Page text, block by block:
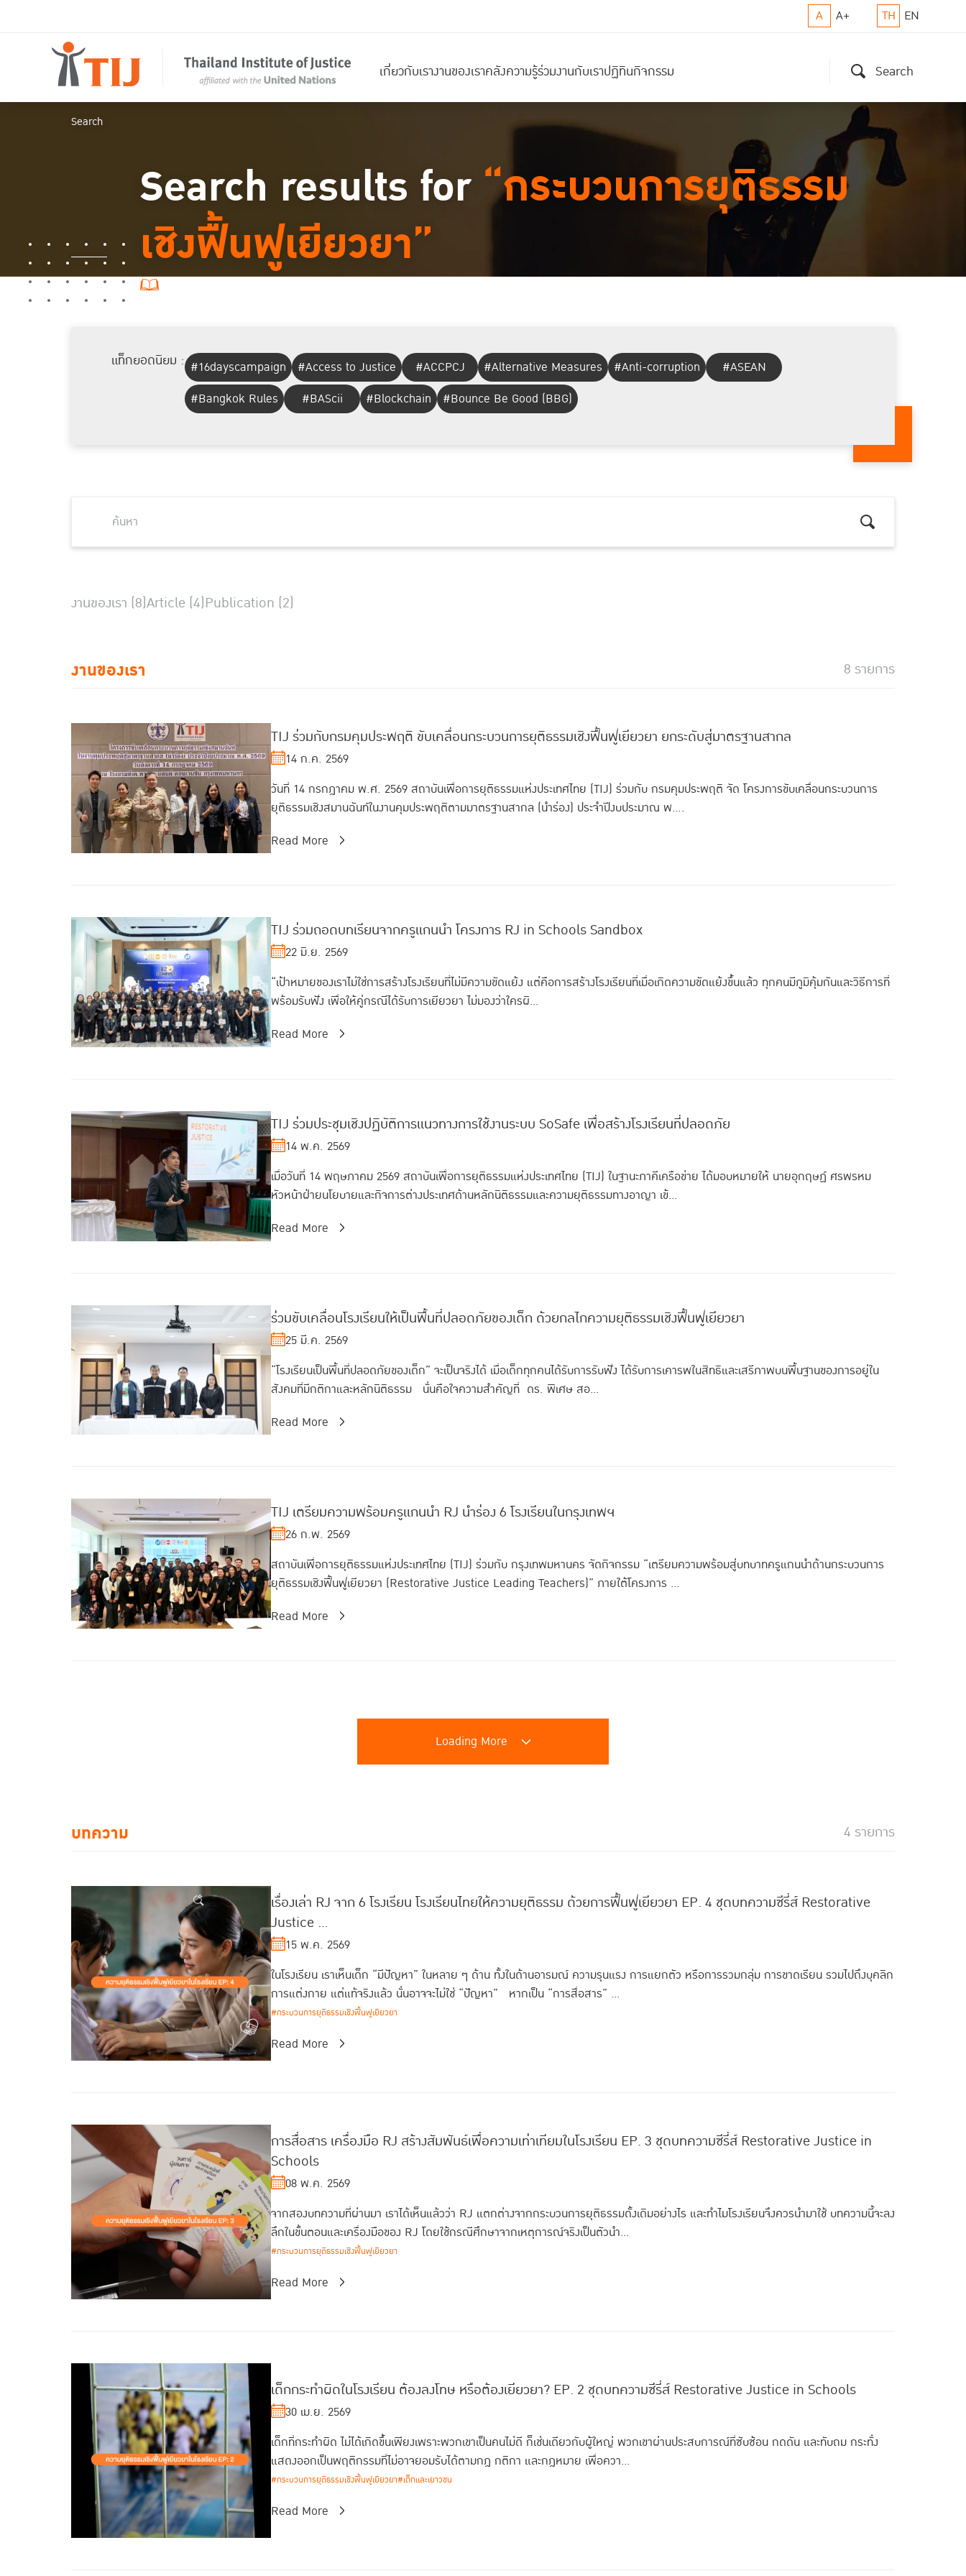
A A+ TH EN
เกี่ยวกับเรางานของเราคลังความรู้ร่วมงานกับเราปฏิทินกิจกรรม Search
Search
Search results for“กระบวนการยุติธรรม
เชิงฟื้นฟูเยียวยา”
แท็กยอดนิยม : #16dayscampaign #Access to Justice #ACCPCJ #Alternative Measures #Anti-corruption
#ASEAN
#Bangkok Rules
#BAScii #Blockchain #Bounce Be Good (BBG)
งานของเรา (8)Article (4)Publication (2)
งานของเรา 8 รายการ
TIJ ร่วมกับกรมคุมประพฤติ ขับเคลื่อนกระบวนการยุติธรรมเชิงฟื้นฟูเยียวยา ยกระดับสู่มาตรฐานสากล
14 ก.ค. 2569
วันที่ 14 กรกฎาคม พ.ศ. 2569 สถาบันเพื่อการยุติธรรมแห่งประเทศไทย (TIJ) ร่วมกับ กรมคุมประพฤติ จัด โครงการขับเคลื่อนกระบวนการ
ยุติธรรมเชิงสมานฉันท์ในงานคุมประพฤติตามมาตรฐานสากล (นำร่อง) ประจำปีงบประมาณ พ....
Read More
TIJ ร่วมถอดบทเรียนจากครูแกนนำ โครงการ RJ in Schools Sandbox
22 มิ.ย. 2569
“เป้าหมายของเราไม่ใช่การสร้างโรงเรียนที่ไม่มีความขัดแย้ง แต่คือการสร้างโรงเรียนที่เมื่อเกิดความขัดแย้งขึ้นแล้ว ทุกคนมีภูมิคุ้มกันและวิธีการที่
พร้อมรับฟัง เพื่อให้คู่กรณีได้รับการเยียวยา ไม่มองว่าใครผิ...
Read More
TIJ ร่วมประชุมเชิงปฏิบัติการแนวทางการใช้งานระบบ SoSafe เพื่อสร้างโรงเรียนที่ปลอดภัย
14 พ.ค. 2569
เมื่อวันที่ 14 พฤษภาคม 2569 สถาบันเพื่อการยุติธรรมแห่งประเทศไทย (TIJ) ในฐานะภาคีเครือข่าย ได้มอบหมายให้ นายอุกฤษฏ์ ศรพรหม
หัวหน้าฝ่ายนโยบายและกิจการต่างประเทศด้านหลักนิติธรรมและความยุติธรรมทางอาญา เข้...
Read More
ร่วมขับเคลื่อนโรงเรียนให้เป็นพื้นที่ปลอดภัยของเด็ก ด้วยกลไกความยุติธรรมเชิงฟื้นฟูเยียวยา
25 มี.ค. 2569
“โรงเรียนเป็นพื้นที่ปลอดภัยของเด็ก” จะเป็นจริงได้ เมื่อเด็กทุกคนได้รับการรับฟัง ได้รับการเคารพในสิทธิและเสรีภาพบนพื้นฐานของการอยู่ใน
สังคมที่มีกติกาและหลักนิติธรรม นั่นคือใจความสำคัญที่ ดร. พิเศษ สอ...
Read More
TIJ เตรียมความพร้อมครูแกนนำ RJ นำร่อง 6 โรงเรียนในกรุงเทพฯ
26 ก.พ. 2569
สถาบันเพื่อการยุติธรรมแห่งประเทศไทย (TIJ) ร่วมกับ กรุงเทพมหานคร จัดกิจกรรม “เตรียมความพร้อมสู่บทบาทครูแกนนำด้านกระบวนการ
ยุติธรรมเชิงฟื้นฟูเยียวยา (Restorative Justice Leading Teachers)” ภายใต้โครงการ ...
Read More
Loading More
บทความ 4 รายการ
เรื่องเล่า RJ จาก 6 โรงเรียน โรงเรียนไทยให้ความยุติธรรม ด้วยการฟื้นฟูเยียวยา EP. 4 ชุดบทความซีรี่ส์ Restorative
Justice ...
15 พ.ค. 2569
ในโรงเรียน เราเห็นเด็ก “มีปัญหา” ในหลาย ๆ ด้าน ทั้งในด้านอารมณ์ ความรุนแรง การแยกตัว หรือการรวมกลุ่ม การขาดเรียน รวมไปถึงบุคลิก
การแต่งกาย แต่แท้จริงแล้ว นั่นอาจจะไม่ใช่ “ปัญหา” หากเป็น “การสื่อสาร” ...
#กระบวนการยุติธรรมเชิงฟื้นฟูเยียวยา
Read More
การสื่อสาร เครื่องมือ RJ สร้างสัมพันธ์เพื่อความเท่าเทียมในโรงเรียน EP. 3 ชุดบทความซีรี่ส์ Restorative Justice in
Schools
08 พ.ค. 2569
จากสองบทความที่ผ่านมา เราได้เห็นแล้วว่า RJ แตกต่างจากกระบวนการยุติธรรมดั้งเดิมอย่างไร และทำไมโรงเรียนจึงควรนำมาใช้ บทความนี้จะลง
ลึกในขั้นตอนและเครื่องมือของ RJ โดยใช้กรณีศึกษาจากเหตุการณ์จริงเป็นตัวนำ...
#กระบวนการยุติธรรมเชิงฟื้นฟูเยียวยา
Read More
เด็กกระทำผิดในโรงเรียน ต้องลงโทษ หรือต้องเยียวยา? EP. 2 ชุดบทความซีรี่ส์ Restorative Justice in Schools
30 เม.ย. 2569
เด็กที่กระทำผิด ไม่ได้เกิดขึ้นเพียงเพราะพวกเขาเป็นคนไม่ดี ก็เช่นเดียวกับผู้ใหญ่ พวกเขาผ่านประสบการณ์ที่ซับซ้อน กดดัน และทับถม กระทั่ง
แสดงออกเป็นพฤติกรรมที่ไม่อาจยอมรับได้ตามกฎ กติกา และกฎหมาย เพื่อควา...
#กระบวนการยุติธรรมเชิงฟื้นฟูเยียวยา#เด็กและเยาวชน
Read More